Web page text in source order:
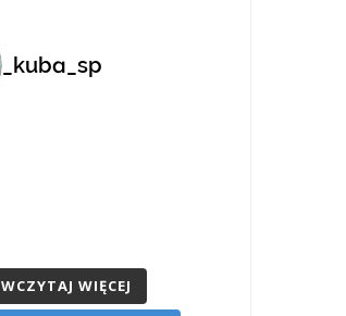
_kuba_sp
WCZYTAJ WIĘCEJ